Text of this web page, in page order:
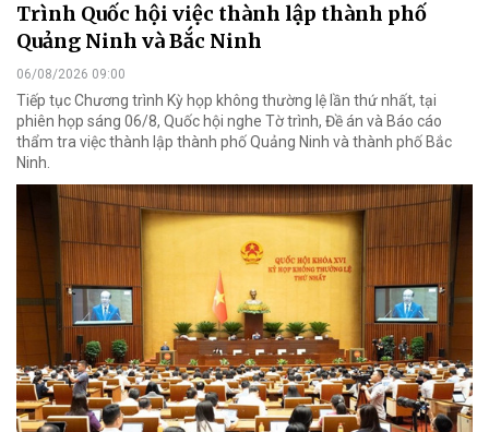
Trình Quốc hội việc thành lập thành phố
Quảng Ninh và Bắc Ninh
06/08/2026 09:00
Tiếp tục Chương trình Kỳ họp không thường lệ lần thứ nhất, tại
phiên họp sáng 06/8, Quốc hội nghe Tờ trình, Đề án và Báo cáo
thẩm tra việc thành lập thành phố Quảng Ninh và thành phố Bắc
Ninh.